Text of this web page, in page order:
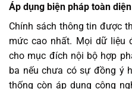
Áp dụng biện pháp toàn
Chính sách thông tin được
mức cao nhất. Mọi dữ liệu
cho mục đích nội bộ hợp
ba nếu chưa có sự đồng ý
thống còn áp dụng công